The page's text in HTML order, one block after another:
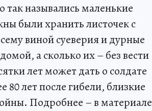
назывались маленькие
были хранить листочек с
виной суеверия и дурные
а сколько их – без вести
лет может дать о солдате
лет после гибели, близкие
Подробнее – в материале